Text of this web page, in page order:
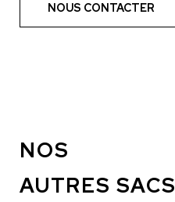
NOUS CONTACTER
NOS
AUTRES SACS